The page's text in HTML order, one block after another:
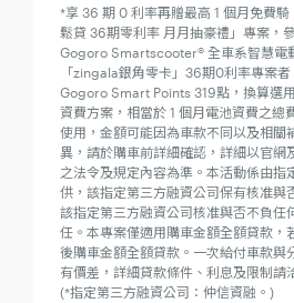
*享 36 期 0 利率再贈最高 1 個月免費
鬆貸 36期零利率 月月抽豪禮」專案，
Gogoro Smartscooter® 全車系智慧電
「zingala銀角零卡」36期0利率專案
Gogoro Smart Points 319點，換算選
資費方案，相當於 1 個月電池資費之總
使用，金額可能因為車款不同以及相關
異，請於購車前詳細確認，詳細以官網
之法令及規定內容為準。本活動係由指
供，該指定第三方融資公司保有核准
該指定第三方融資公司核准與否不負任
任。本專案僅適用購車金額全額貸款，
後購車金額全額貸款。一次給付車款與
有價差，詳細貸款條件、利息及限制請
(*指定第三方融資公司：仲信資融。)